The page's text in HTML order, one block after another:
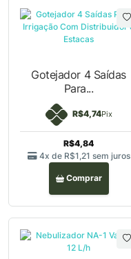
Gotejador 4 Saídas
Para...
R$4,74Pix
R$4,84
4x de R$1,21 sem juros
Comprar